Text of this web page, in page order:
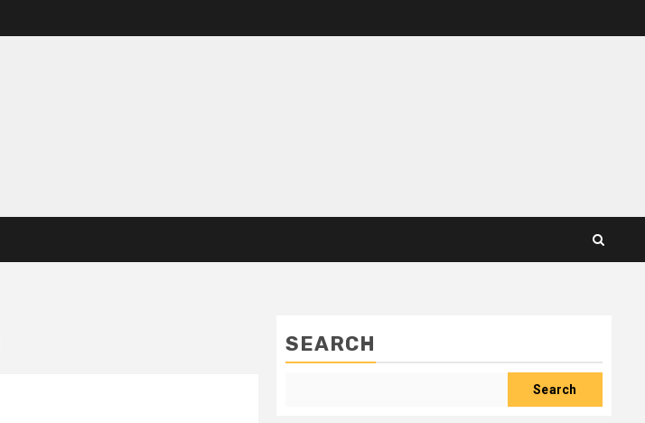
SEARCH
Search